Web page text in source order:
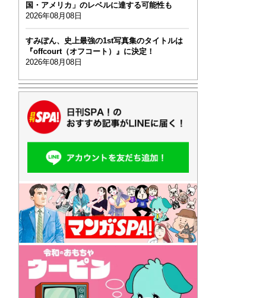
国・アメリカ」のレベルに達する可能性も
2026年08月08日
すみぽん、史上最強の1st写真集のタイトルは
『offcourt（オフコート）』に決定！
2026年08月08日